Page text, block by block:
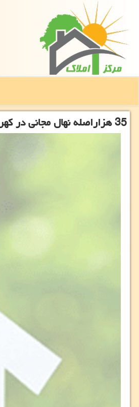
35 هزاراصله نهال مجانی در كهریزك توزیع می گردد